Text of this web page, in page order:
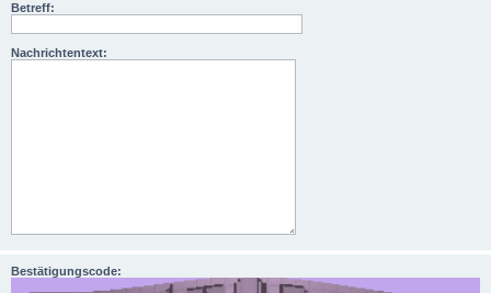
Betreff:
Nachrichtentext:
Bestätigungscode: